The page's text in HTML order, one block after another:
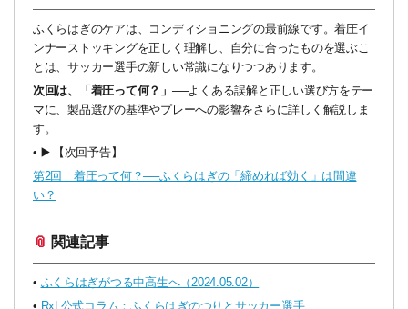
ふくらはぎのケアは、コンディショニングの最前線です。着圧イ
ンナーストッキングを正しく理解し、自分に合ったものを選ぶこ
とは、サッカー選手の新しい常識になりつつあります。
次回は、「着圧って何？」──よくある誤解と正しい選び方をテー
マに、製品選びの基準やプレーへの影響をさらに詳しく解説しま
す。
• ▶️
【次回予告】
第2回 着圧って何？──ふくらはぎの「締めれば効く」は間違
い？
📎 関連記事
• ふくらはぎがつる中高生へ（2024.05.02）
• RxL公式コラム：ふくらはぎのつりとサッカー選手